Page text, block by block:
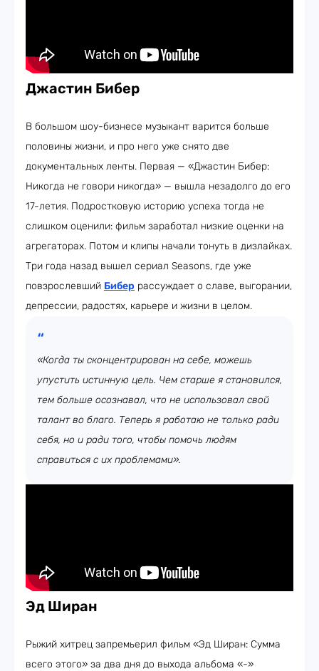
Джастин Бибер
В большом шоу-бизнесе музыкант варится больше
половины жизни, и про него уже снято две
документальных ленты. Первая — «Джастин Бибер:
Никогда не говори никогда» — вышла незадолго до его
17-летия. Подростковую историю успеха тогда не
слишком оценили: фильм заработал низкие оценки на
агрегаторах. Потом и клипы начали тонуть в дизлайках.
Три года назад вышел сериал Seasons, где уже
повзрослевший Бибер рассуждает о славе, выгорании,
депрессии, радостях, карьере и жизни в целом.
«Когда ты сконцентрирован на себе, можешь
упустить истинную цель. Чем старше я становился,
тем больше осознавал, что не использовал свой
талант во благо. Теперь я работаю не только ради
себя, но и ради того, чтобы помочь людям
справиться с их проблемами».
Эд Ширан
Рыжий хитрец запремьерил фильм «Эд Ширан: Сумма
всего этого» за два дня до выхода альбома «-»